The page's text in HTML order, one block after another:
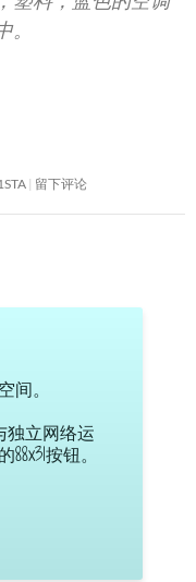
留下评论
间。
独立网络运
按钮。